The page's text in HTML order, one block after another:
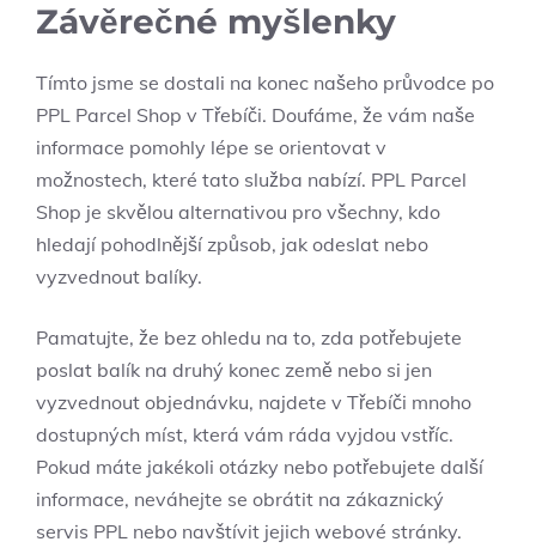
Závěrečné myšlenky
Tímto jsme se dostali na konec našeho průvodce po
PPL Parcel Shop v Třebíči. Doufáme, že vám naše
informace pomohly lépe se orientovat v
možnostech, které tato služba nabízí. PPL Parcel
Shop je skvělou alternativou pro všechny, kdo
hledají pohodlnější způsob, jak odeslat nebo
vyzvednout balíky.
Pamatujte, že bez ohledu na to, zda potřebujete
poslat balík na druhý konec země nebo si jen
vyzvednout objednávku, najdete v Třebíči mnoho
dostupných míst, která vám ráda vyjdou vstříc.
Pokud máte jakékoli otázky nebo potřebujete další
informace, neváhejte se obrátit na zákaznický
servis PPL nebo navštívit jejich webové stránky.